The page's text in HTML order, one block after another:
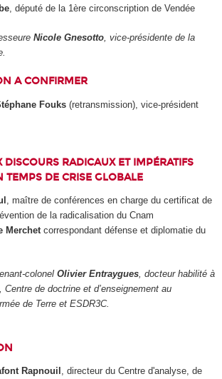
, député de la 1ère circonscription de Vendée
Nicole Gnesotto, vice-présidente de la
A CONFIRMER
Fouks (retransmission), vice-président
DISCOURS RADICAUX ET IMPÉRATIFS
TEMPS DE CRISE GLOBALE
, maître de conférences en charge du certificat de
de la radicalisation du Cnam
Merchet correspondant défense et diplomatie du
colonel Olivier Entraygues, docteur habilité à
de doctrine et d’enseignement au
de Terre et ESDR3C.
Rapnouil
, directeur du Centre d'analyse, de